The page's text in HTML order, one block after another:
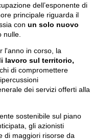
dell’esponente di
principale riguarda il
con un solo nuovo
nulle.
l'anno in corso, la
lavoro sul territorio,
di compromettere
dei servizi offerti alla
sostenibile sul piano
gli azionisti
di maggiori risorse da